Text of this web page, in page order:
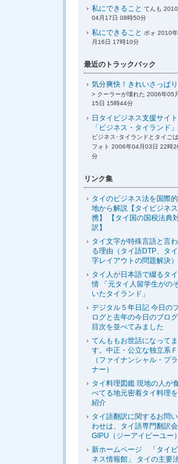
私にできること てんも
04月17日 08時50分
私にできること ポォ 2010
月16日 17時10分
最近のトラックバック
気分爽快！きれいさっぱり
> クーラーが壊れた 2006年05
15日 15時44分
日タイビジネス支援サイト
「ビジネス・タイランド」
ビジネス･タイランドとタイご
フォト 2006年04月03日 22時
分
リンク集
タイのビジネス法を国際
地から解説【タイビジネ
携】 【タイ国の国税法典
訳】
タイ文字が特殊言語と言
る理由（タイ語DTP、タ
字レイアウトの問題解決）
タイ人が日本語で綴るタ
情 「元タイ人留学生がの
いたタイランド」
デジタル５年日記 今日の
ログと去年の今日のブログ
目次を並べてみました
てんももお世話になってま
す。中正・公立な独立系Ｆ
（ファイナンシャル・プ
ナー）
タイ料理図鑑 現地の人が
べてる地元密着タイ料理
紹介
タイ語翻訳に関するお問
わせは、タイ語専門翻訳
GIPU（ジーアイピーユー）
新ホームページ 「タイ
ネス情報館」 タイの主要